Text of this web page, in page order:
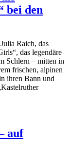
bei den
Raich, das
das legendäre
Schlern – mitten in
frischen, alpinen
ihren Bann und
auf